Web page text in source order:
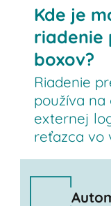
Kde je
riadenie
boxov?
Riadenie
používa
externej
reťazca vo